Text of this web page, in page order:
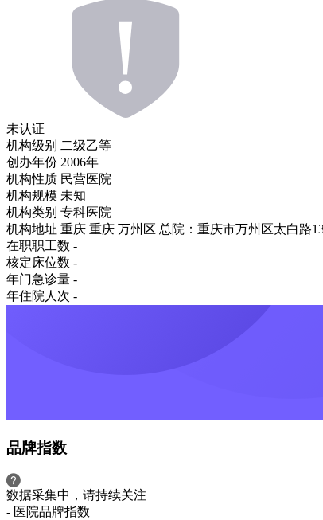
未认证
机构级别 二级乙等
创办年份 2006年
机构性质 民营医院
机构规模 未知
机构类别 专科医院
机构地址 重庆 重庆 万州区 总院：重庆市万州区太白路
在职职工数 -
核定床位数 -
年门急诊量 -
年住院人次 -
品牌指数
数据采集中，请持续关注
- 医院品牌指数